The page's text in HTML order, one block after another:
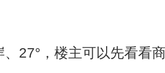
27°，楼主可以先看看